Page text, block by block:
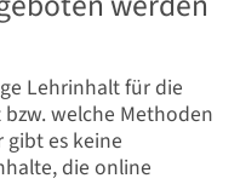
Lehrinhalt für die
welche Methoden
gibt es keine
die online